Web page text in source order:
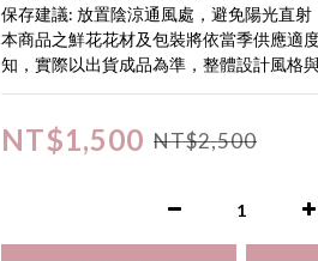
保存建議: 放置陰涼通風處，避免陽光直射
本商品之鮮花花材及包裝將依當季供應適
知，實際以出貨成品為準，整體設計風格與
NT$1,500 NT$2,500